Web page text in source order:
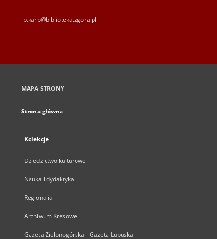
p.karp@biblioteka.zgora.pl
MAPA STRONY
Strona główna
Kolekcje
Dziedzictwo kulturowe
Nauka i dydaktyka
Regionalia
Archiwum Kresowe
Gazeta Zielonogórska - Gazeta Lubuska